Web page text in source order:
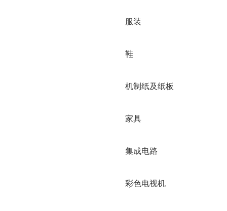
服装
鞋
机制纸及纸板
家具
集成电路
彩色电视机